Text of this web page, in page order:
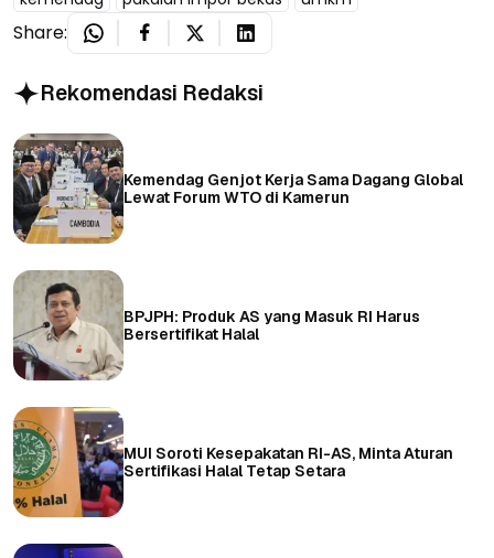
Share:
Rekomendasi Redaksi
Kemendag Genjot Kerja Sama Dagang Global
Lewat Forum WTO di Kamerun
BPJPH: Produk AS yang Masuk RI Harus
Bersertifikat Halal
MUI Soroti Kesepakatan RI-AS, Minta Aturan
Sertifikasi Halal Tetap Setara